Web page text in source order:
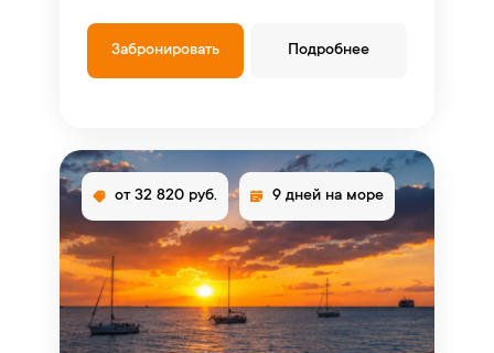
Забронировать Подробнее
от 32 820 руб. 9 дней на море